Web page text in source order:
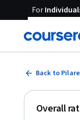
For
Back to
Overall